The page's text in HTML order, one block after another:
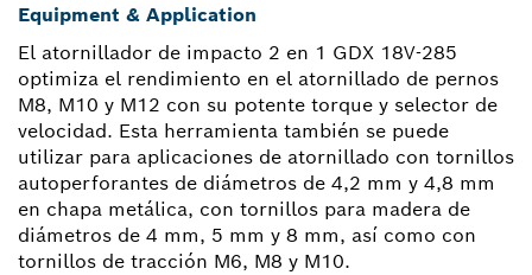
Equipment & Application
El atornillador de impacto 2 en 1 GDX 18V-285
optimiza el rendimiento en el atornillado de pernos
M8, M10 y M12 con su potente torque y selector de
velocidad. Esta herramienta también se puede
utilizar para aplicaciones de atornillado con tornillos
autoperforantes de diámetros de 4,2 mm y 4,8 mm
en chapa metálica, con tornillos para madera de
diámetros de 4 mm, 5 mm y 8 mm, así como con
tornillos de tracción M6, M8 y M10.